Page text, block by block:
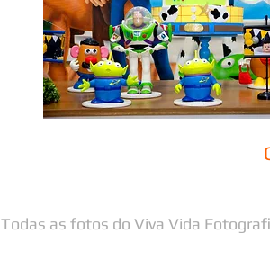
Todas as fotos do Viva Vida